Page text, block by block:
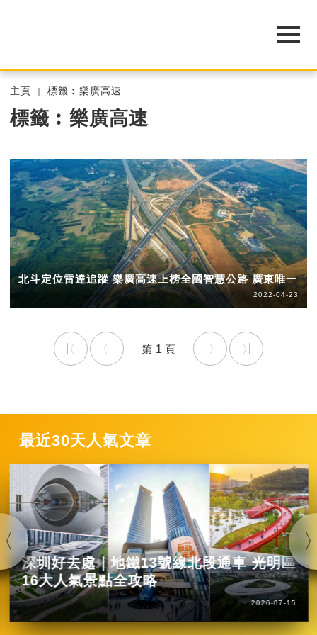
主頁 標籤︰樂廣高速
標籤︰樂廣高速
北斗定位雷達追蹤 樂廣高速上榜全國智慧公路 廣東唯一
2022-04-23
1
最近30天人氣文章
深圳好去處｜地鐵13號線北段通車 光明區
16大人氣景點全攻略
2026-07-15